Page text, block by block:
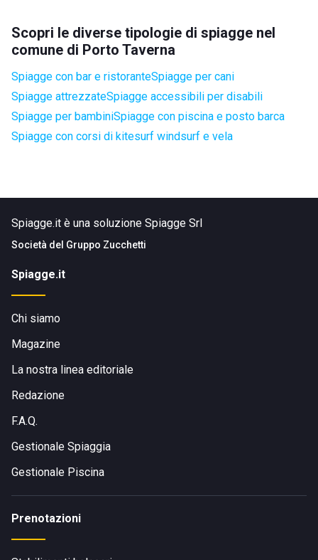
Scopri le diverse tipologie di spiagge nel
comune di Porto Taverna
Spiagge con bar e ristoranteSpiagge per cani
Spiagge attrezzateSpiagge accessibili per disabili
Spiagge per bambiniSpiagge con piscina e posto barca
Spiagge con corsi di kitesurf windsurf e vela
Spiagge.it è una soluzione Spiagge Srl
Società del Gruppo Zucchetti
Spiagge.it
Chi siamo
Magazine
La nostra linea editoriale
Redazione
F.A.Q.
Gestionale Spiaggia
Gestionale Piscina
Prenotazioni